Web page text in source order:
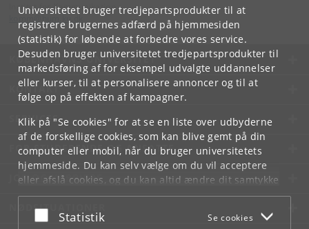
Universitetet bruger tredjepartsprodukter til at
registrere brugernes adfærd på hjemmesiden
(statistik) for løbende at forbedre vores service.
Desuden bruger universitetet tredjepartsprodukter til
markedsføring af for eksempel udvalgte uddannelser
eller kurser, til at personalisere annoncer og til at
følge op på effekten af kampagner.
Klik på "Se cookies" for at se en liste over udbyderne
af de forskellige cookies, som kan blive gemt på din
computer eller mobil, når du bruger universitetets
hjemmeside. Du kan selv vælge om du vil acceptere
eller afslå cookies, og du kan altid ændre dit samtykke
underCookie- og privatlivspolitiksom du finder i
bunden af hver side.
Acceptér eller afslå
Statistik Se cookies
Institut for Kommunikation
KØBENHAVNS UNIVERSITET
KONTAKT
SERVICES
FOR STUDERENDE OG ANSATTE
JOB OG KARRIERE
NØDSITUATIONER